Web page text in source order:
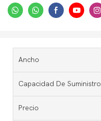
Ancho
Capacidad De Suministro
Precio